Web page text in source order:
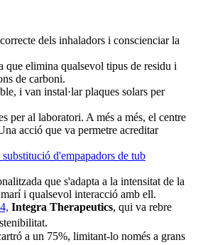
dels inhaladors i conscienciar la
que elimina qualsevol tipus de residu i
de carboni.
i van instal·lar plaques solars per
per al laboratori. A més a més, el centre
acció que va permetre acreditar
d'empapadors de tub
que s'adapta a la intensitat de la
i qualsevol interacció amb ell.
Integra Therapeutics, qui va rebre
a un 75%, limitant-lo només a grans